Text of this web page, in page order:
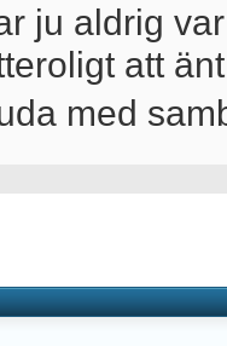
ju aldrig
att
med